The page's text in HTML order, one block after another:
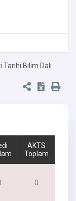
Bilim Dalı
AKTS
Toplam
0